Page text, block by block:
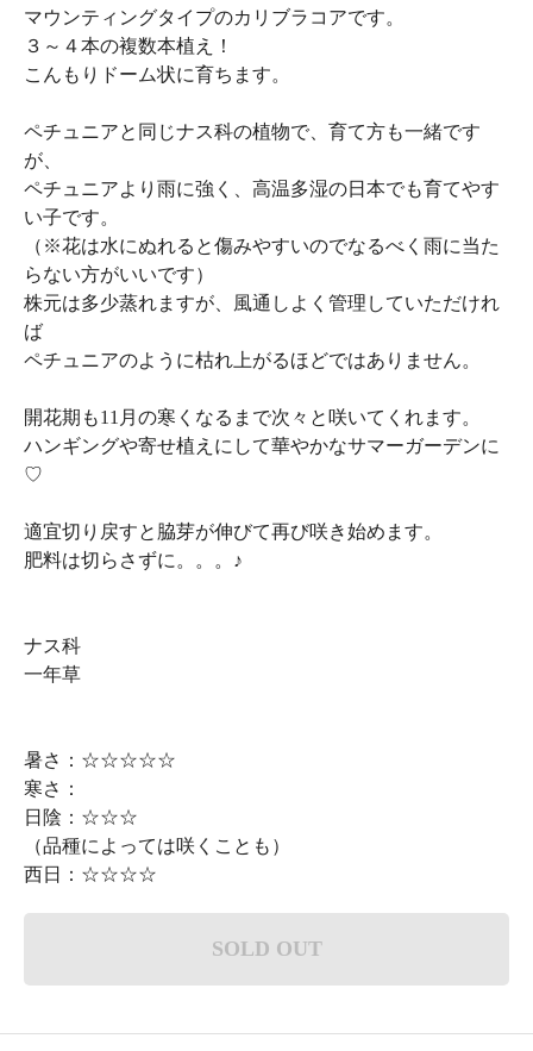
マウンティングタイプのカリブラコアです。
３～４本の複数本植え！
こんもりドーム状に育ちます。
ペチュニアと同じナス科の植物で、育て方も一緒です
が、
ペチュニアより雨に強く、高温多湿の日本でも育てやす
い子です。
（※花は水にぬれると傷みやすいのでなるべく雨に当た
らない方がいいです）
株元は多少蒸れますが、風通しよく管理していただけれ
ば
ペチュニアのように枯れ上がるほどではありません。
開花期も11月の寒くなるまで次々と咲いてくれます。
ハンギングや寄せ植えにして華やかなサマーガーデンに
♡
適宜切り戻すと脇芽が伸びて再び咲き始めます。
肥料は切らさずに。。。♪
ナス科
一年草
暑さ：☆☆☆☆☆
寒さ：
日陰：☆☆☆
（品種によっては咲くことも）
西日：☆☆☆☆
SOLD OUT